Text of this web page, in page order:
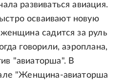
развиваться авиация.
осваивают новую
садится за руль
говорили, аэроплана,
"авиаторша". В
"Женщина-авиаторша